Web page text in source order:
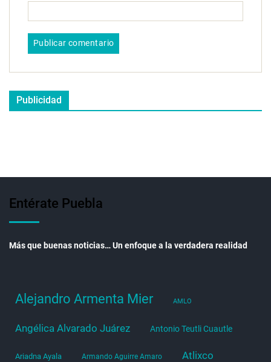
Publicidad
Entérate Puebla
Más que buenas noticias… Un enfoque a la verdadera realidad
Alejandro Armenta Mier AMLO
Angélica Alvarado Juárez Antonio Teutli Cuautle
Ariadna Ayala Armando Aguirre Amaro Atlixco